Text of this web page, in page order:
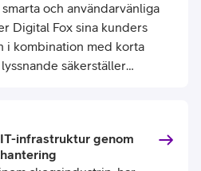
och användarvänliga
Digital Fox sina kunders
i kombination med korta
säkerställer
infrastruktur genom